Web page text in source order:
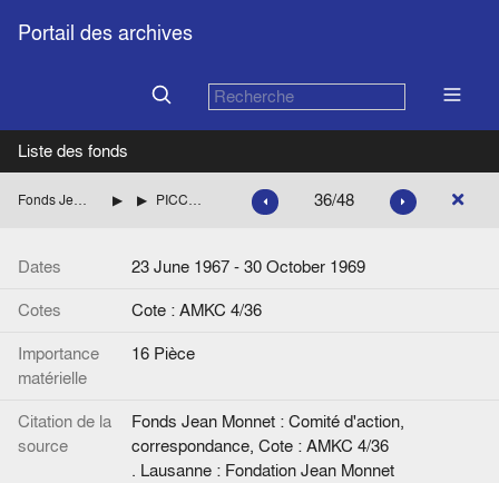
Portail des archives
Liste des fonds
Fonds Jean Monnet : Comité d'action, correspondance ITALIE PICCOLI Flaminio (Démocratie chrétienne italienne) 36/48
Dates
23 June 1967 - 30 October 1969
Cotes
Cote : AMKC 4/36
Importance
matérielle
16 Pièce
Citation de la
source
Fonds Jean Monnet : Comité d'action,
correspondance, Cote : AMKC 4/36
. Lausanne : Fondation Jean Monnet